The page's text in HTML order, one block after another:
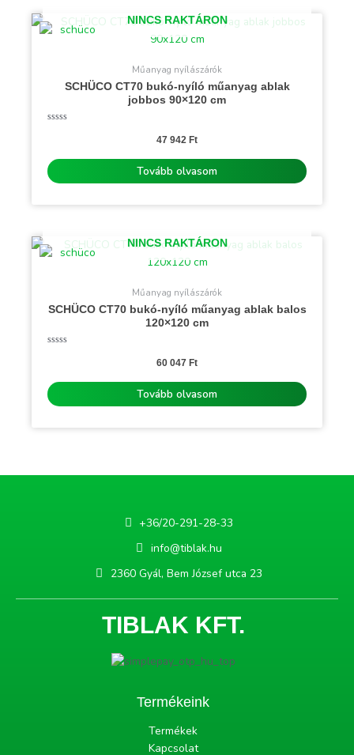
NINCS RAKTÁRON
Műanyag nyílászárók
SCHÜCO CT70 bukó-nyíló műanyag ablak
jobbos 90×120 cm
47 942 Ft
Tovább olvasom
NINCS RAKTÁRON
Műanyag nyílászárók
SCHÜCO CT70 bukó-nyíló műanyag ablak balos
120×120 cm
60 047 Ft
Tovább olvasom
+36/20-291-28-33
info@tiblak.hu
2360 Gyál, Bem József utca 23
TIBLAK KFT.
Termékeink
Termékek
Kapcsolat